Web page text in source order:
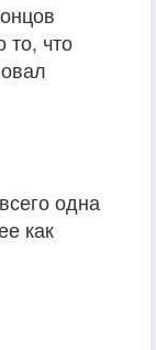
то, что
одна
как